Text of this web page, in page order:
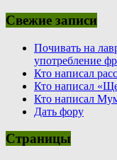
Свежие записи
Почивать на
употребление
Кто написал
Кто написал
Кто написал
Дать фору
Страницы